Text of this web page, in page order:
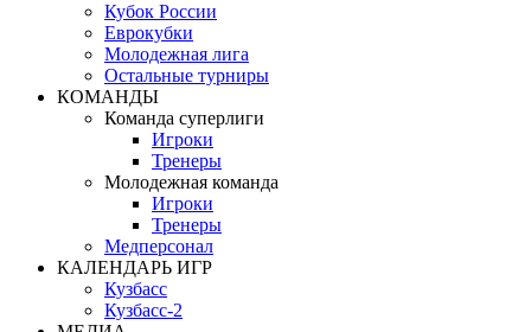
Кубок России
Еврокубки
Молодежная лига
Остальные турниры
КОМАНДЫ
Команда суперлиги
Игроки
Тренеры
Молодежная команда
Игроки
Тренеры
Медперсонал
КАЛЕНДАРЬ ИГР
Кузбасс
Кузбасс-2